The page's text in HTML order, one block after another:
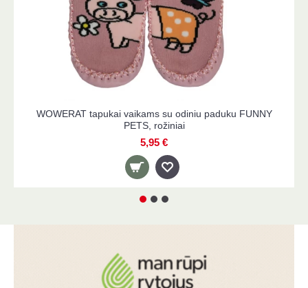
WOWERAT tapukai vaikams su odiniu paduku FUNNY
PETS, mėlyni
5,95 €